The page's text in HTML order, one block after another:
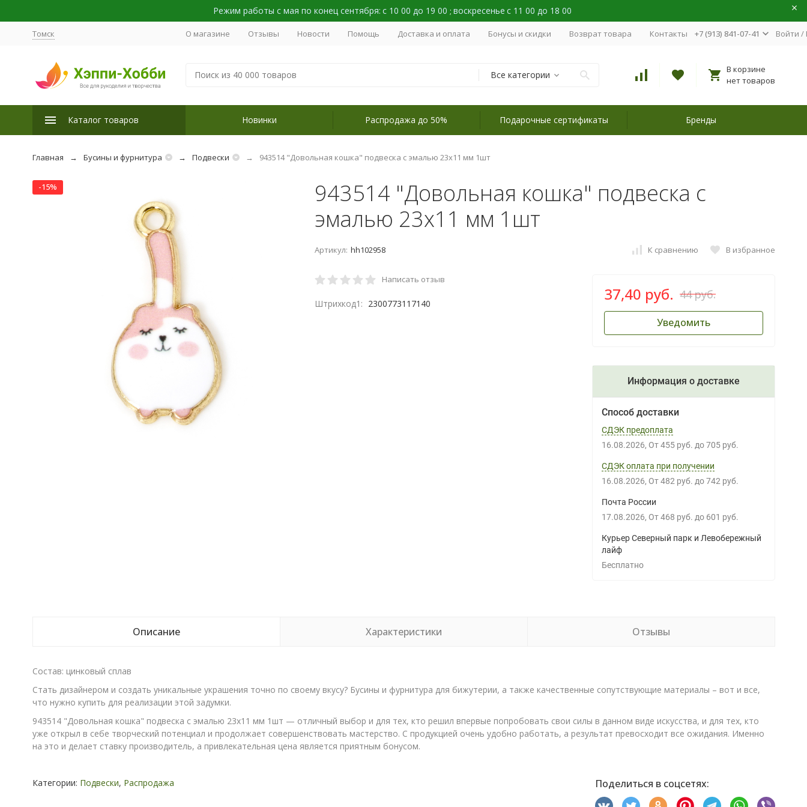
Режим работы с мая по конец сентября: с 10 00 до 19 00 ; воскресенье с 11 00 до 18 00
Томск О магазине Отзывы Новости Помощь Доставка и оплата Бонусы и скидки Возврат товара Контакты +7 (913) 841-07-41 Войти /
Все категории
В корзине
нет товаров
Каталог товаров Новинки Распродажа до 50% Подарочные сертификаты Бренды
Главная Бусины и фурнитура Подвески 943514 "Довольная кошка" подвеска с эмалью 23х11 мм 1шт
-15%
943514 "Довольная кошка" подвеска с
эмалью 23х11 мм 1шт
Артикул: hh102958 К сравнению В избранное
Написать отзыв
Штрихкод1: 2300773117140 37,40 руб. 44 руб.
Уведомить
Информация о доставке
Способ доставки
СДЭК предоплата
16.08.2026 От 455 руб. до 705 руб.
СДЭК оплата при получении
16.08.2026 От 482 руб. до 742 руб.
Почта России
17.08.2026 От 468 руб. до 601 руб.
Курьер Северный парк и Левобережный
лайф
Бесплатно
Описание Характеристики Отзывы
Состав: цинковый сплав
Стать дизайнером и создать уникальные украшения точно по своему вкусу? Бусины и фурнитура для бижутерии, а также качественные сопутствующие материалы – вот и все,
что нужно купить для реализации этой задумки.
943514 "Довольная кошка" подвеска с эмалью 23х11 мм 1шт — отличный выбор и для тех, кто решил впервые попробовать свои силы в данном виде искусства, и для тех, кто
уже открыл в себе творческий потенциал и продолжает совершенствовать мастерство. С продукцией очень удобно работать, а результат превосходит все ожидания. Именно
на это и делает ставку производитель, а привлекательная цена является приятным бонусом.
Категории: Подвески, Распродажа Поделиться в соцсетях: